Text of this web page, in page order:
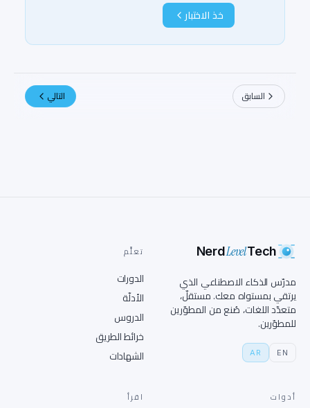
خذ الاختبار
السابق التالي
NerdLevelTech
مدرّس الذكاء الاصطناعي الذي
يرتقي بمستواه معك. مستقلّ،
متعدّد اللغات، صُنع من المطوّرين
للمطوّرين.
EN
AR
تعلَّم
الدورات
الأدلّة
الدروس
خرائط الطريق
الشهادات
أدوات اقرأ